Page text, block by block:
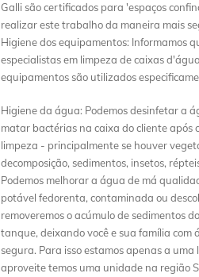
Galli são certificados para 'espaços
realizar este trabalho da maneira mais
Higiene dos equipamentos: Informamos
especialistas em limpeza de caixas
equipamentos são utilizados
Higiene da água: Podemos desinfetar a
matar bactérias na caixa do cliente após
limpeza - principalmente se houver
decomposição, sedimentos, insetos,
Podemos melhorar a água de má
potável fedorenta, contaminada ou
removeremos o acúmulo de sedimentos
tanque, deixando você e sua família com
segura. Para isso estamos apenas a uma
aproveite temos uma unidade na região